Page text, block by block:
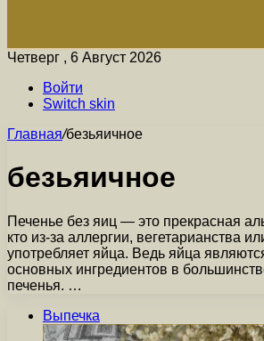
Четверг , 6 Август 2026
Войти
Switch skin
Главная/безьяичное
безьяичное
Печенье без яиц — это прекрасная
кто из-за аллергии, вегетарианства
употребляет яйца. Ведь яйца
основных ингредиентов в
печенья. …
Выпечка